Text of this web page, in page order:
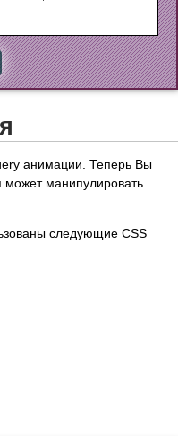
анимации. Теперь Вы
может манипулировать
следующие CSS